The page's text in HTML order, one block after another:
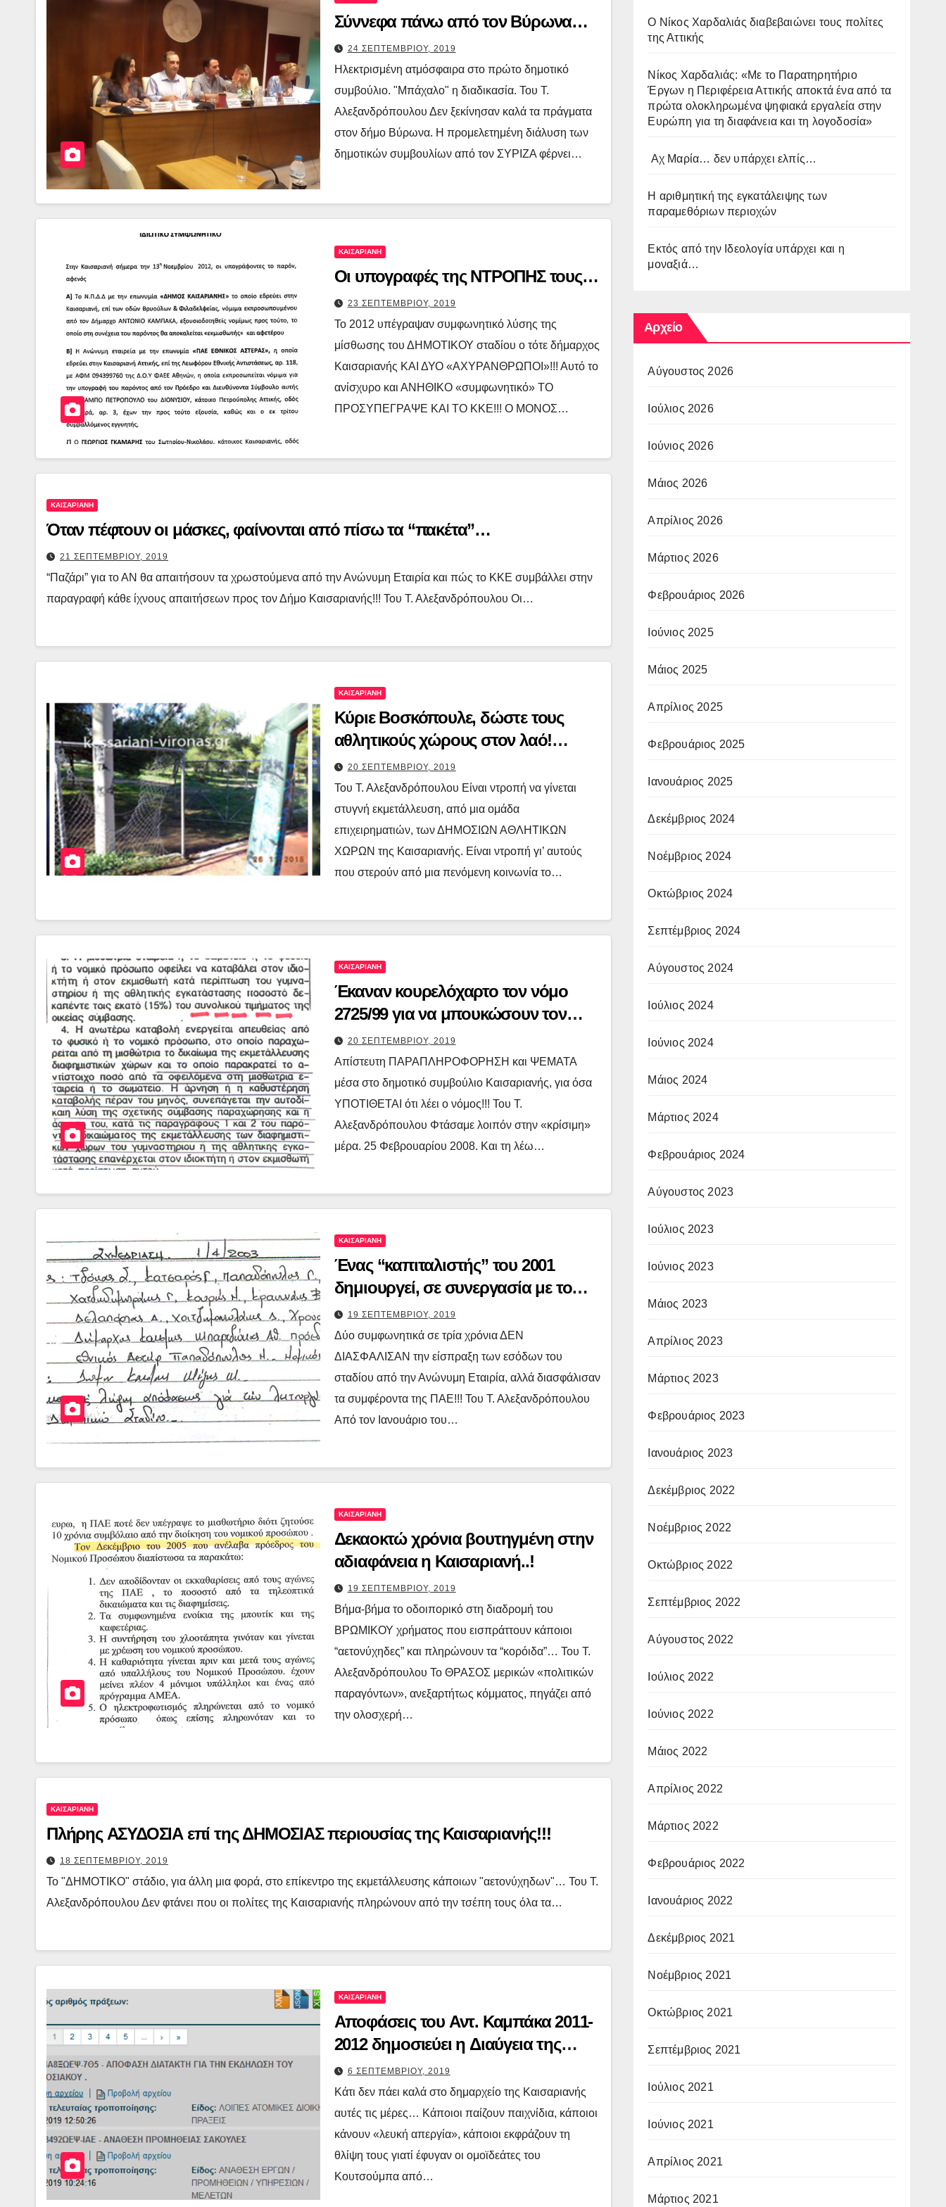
Σύννεφα πάνω από τον Βύρωνα…
24 ΣΕΠΤΕΜΒΡΙΟΥ, 2019
Ηλεκτρισμένη ατμόσφαιρα στο πρώτο δημοτικό
συμβούλιο. "Μπάχαλο" η διαδικασία. Του Τ.
Αλεξανδρόπουλου Δεν ξεκίνησαν καλά τα πράγματα
στον δήμο Βύρωνα. Η προμελετημένη διάλυση των
δημοτικών συμβουλίων από τον ΣΥΡΙΖΑ φέρνει…
ΚΑΙΣΑΡΙΑΝΗ
Οι υπογραφές της ΝΤΡΟΠΗΣ τους…
23 ΣΕΠΤΕΜΒΡΙΟΥ, 2019
Το 2012 υπέγραψαν συμφωνητικό λύσης της
μίσθωσης του ΔΗΜΟΤΙΚΟΥ σταδίου ο τότε δήμαρχος
Καισαριανής ΚΑΙ ΔΥΟ «ΑΧΥΡΑΝΘΡΩΠΟΙ»!!! Αυτό το
ανίσχυρο και ΑΝΗΘΙΚΟ «συμφωνητικό» ΤΟ
ΠΡΟΣΥΠΕΓΡΑΨΕ ΚΑΙ ΤΟ ΚΚΕ!!! Ο ΜΟΝΟΣ…
ΚΑΙΣΑΡΙΑΝΗ
Όταν πέφτουν οι μάσκες, φαίνονται από πίσω τα “πακέτα”…
21 ΣΕΠΤΕΜΒΡΙΟΥ, 2019
“Παζάρι” για το ΑΝ θα απαιτήσουν τα χρωστούμενα από την Ανώνυμη Εταιρία και πώς το ΚΚΕ συμβάλλει στην
παραγραφή κάθε ίχνους απαιτήσεων προς τον Δήμο Καισαριανής!!! Του Τ. Αλεξανδρόπουλου Οι…
ΚΑΙΣΑΡΙΑΝΗ
Κύριε Βοσκόπουλε, δώστε τους
αθλητικούς χώρους στον λαό!
ΔΩΡΕΑΝ!
20 ΣΕΠΤΕΜΒΡΙΟΥ, 2019
Του Τ. Αλεξανδρόπουλου Είναι ντροπή να γίνεται
στυγνή εκμετάλλευση, από μια ομάδα
επιχειρηματιών, των ΔΗΜΟΣΙΩΝ ΑΘΛΗΤΙΚΩΝ
ΧΩΡΩΝ της Καισαριανής. Είναι ντροπή γι’ αυτούς
που στερούν από μια πενόμενη κοινωνία το…
ΚΑΙΣΑΡΙΑΝΗ
Έκαναν κουρελόχαρτο τον νόμο
2725/99 για να μπουκώσουν τον
“καπιταλιστή” τής Καισαριανής!!!
20 ΣΕΠΤΕΜΒΡΙΟΥ, 2019
Απίστευτη ΠΑΡΑΠΛΗΡΟΦΟΡΗΣΗ και ΨΕΜΑΤΑ
μέσα στο δημοτικό συμβούλιο Καισαριανής, για όσα
ΥΠΟΤΙΘΕΤΑΙ ότι λέει ο νόμος!!! Του Τ.
Αλεξανδρόπουλου Φτάσαμε λοιπόν στην «κρίσιμη»
μέρα. 25 Φεβρουαρίου 2008. Και τη λέω…
ΚΑΙΣΑΡΙΑΝΗ
Ένας “καπιταλιστής” του 2001
δημιουργεί, σε συνεργασία με το
ΚΚΕ (!!!) “κεκτημένα” σε βάρος των
πολιτών σε βάθος δεκαετιών..!
19 ΣΕΠΤΕΜΒΡΙΟΥ, 2019
Δύο συμφωνητικά σε τρία χρόνια ΔΕΝ
ΔΙΑΣΦΑΛΙΣΑΝ την είσπραξη των εσόδων του
σταδίου από την Ανώνυμη Εταιρία, αλλά διασφάλισαν
τα συμφέροντα της ΠΑΕ!!! Του Τ. Αλεξανδρόπουλου
Από τον Ιανουάριο του…
ΚΑΙΣΑΡΙΑΝΗ
Δεκαοκτώ χρόνια βουτηγμένη στην
αδιαφάνεια η Καισαριανή..!
19 ΣΕΠΤΕΜΒΡΙΟΥ, 2019
Βήμα-βήμα το οδοιπορικό στη διαδρομή του
ΒΡΩΜΙΚΟΥ χρήματος που εισπράττουν κάποιοι
“αετονύχηδες” και πληρώνουν τα “κορόιδα”… Του Τ.
Αλεξανδρόπουλου Το ΘΡΑΣΟΣ μερικών «πολιτικών
παραγόντων», ανεξαρτήτως κόμματος, πηγάζει από
την ολοσχερή…
ΚΑΙΣΑΡΙΑΝΗ
Πλήρης ΑΣΥΔΟΣΙΑ επί της ΔΗΜΟΣΙΑΣ περιουσίας της Καισαριανής!!!
18 ΣΕΠΤΕΜΒΡΙΟΥ, 2019
Το "ΔΗΜΟΤΙΚΟ" στάδιο, για άλλη μια φορά, στο επίκεντρο της εκμετάλλευσης κάποιων "αετονύχηδων"… Του Τ.
Αλεξανδρόπουλου Δεν φτάνει που οι πολίτες της Καισαριανής πληρώνουν από την τσέπη τους όλα τα…
ΚΑΙΣΑΡΙΑΝΗ
Αποφάσεις του Αντ. Καμπάκα 2011-
2012 δημοσιεύει η Διαύγεια της
Καισαριανής σήμερα!!!
6 ΣΕΠΤΕΜΒΡΙΟΥ, 2019
Κάτι δεν πάει καλά στο δημαρχείο της Καισαριανής
αυτές τις μέρες… Κάποιοι παίζουν παιχνίδια, κάποιοι
κάνουν «λευκή απεργία», κάποιοι εκφράζουν τη
θλίψη τους γιατί έφυγαν οι ομοϊδεάτες του
Κουτσούμπα από…
O Νίκος Χαρδαλιάς διαβεβαιώνει τους πολίτες
της Αττικής
Νίκος Χαρδαλιάς: «Με το Παρατηρητήριο
Έργων η Περιφέρεια Αττικής αποκτά ένα από τα
πρώτα ολοκληρωμένα ψηφιακά εργαλεία στην
Ευρώπη για τη διαφάνεια και τη λογοδοσία»
Αχ Μαρία… δεν υπάρχει ελπίς…
Η αριθμητική της εγκατάλειψης των
παραμεθόριων περιοχών
Εκτός από την Ιδεολογία υπάρχει και η
μοναξιά…
Αρχείο
Αύγουστος 2026
Ιούλιος 2026
Ιούνιος 2026
Μάιος 2026
Απρίλιος 2026
Μάρτιος 2026
Φεβρουάριος 2026
Ιούνιος 2025
Μάιος 2025
Απρίλιος 2025
Φεβρουάριος 2025
Ιανουάριος 2025
Δεκέμβριος 2024
Νοέμβριος 2024
Οκτώβριος 2024
Σεπτέμβριος 2024
Αύγουστος 2024
Ιούλιος 2024
Ιούνιος 2024
Μάιος 2024
Μάρτιος 2024
Φεβρουάριος 2024
Αύγουστος 2023
Ιούλιος 2023
Ιούνιος 2023
Μάιος 2023
Απρίλιος 2023
Μάρτιος 2023
Φεβρουάριος 2023
Ιανουάριος 2023
Δεκέμβριος 2022
Νοέμβριος 2022
Οκτώβριος 2022
Σεπτέμβριος 2022
Αύγουστος 2022
Ιούλιος 2022
Ιούνιος 2022
Μάιος 2022
Απρίλιος 2022
Μάρτιος 2022
Φεβρουάριος 2022
Ιανουάριος 2022
Δεκέμβριος 2021
Νοέμβριος 2021
Οκτώβριος 2021
Σεπτέμβριος 2021
Ιούλιος 2021
Ιούνιος 2021
Απρίλιος 2021
Μάρτιος 2021